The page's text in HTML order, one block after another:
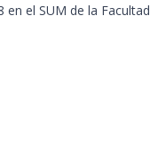
el SUM de la Facultad